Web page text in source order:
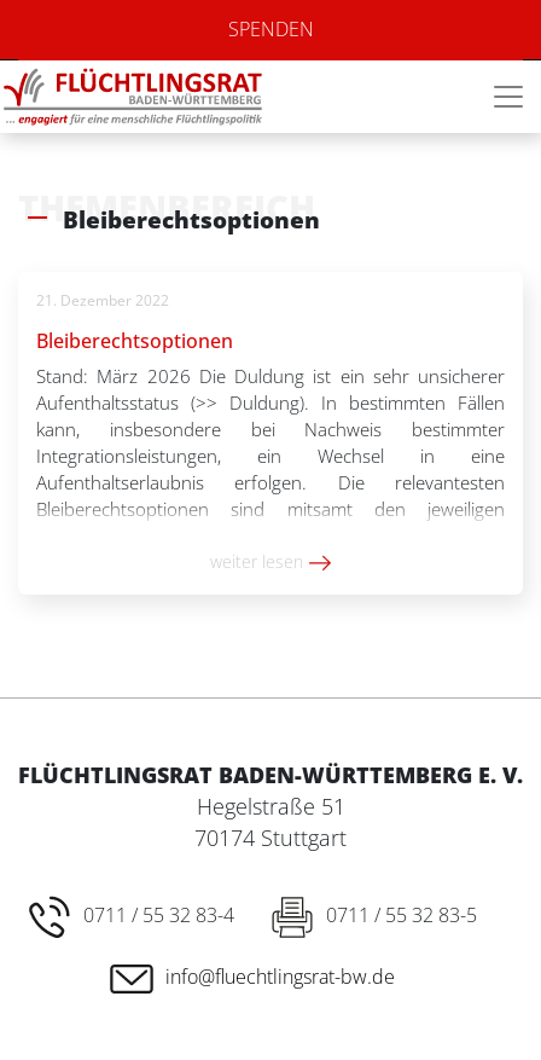
SPENDEN
THEMENBEREICH
Bleiberechtsoptionen
21. Dezember 2022
Bleiberechtsoptionen
Stand: März 2026 Die Duldung ist ein sehr unsicherer
Aufenthaltsstatus (>> Duldung). In bestimmten Fällen
kann, insbesondere bei Nachweis bestimmter
Integrationsleistungen, ein Wechsel in eine
Aufenthaltserlaubnis erfolgen. Die relevantesten
Bleiberechtsoptionen sind mitsamt den jeweiligen
AusbildungsduldungII. Die Aufenthaltserlaubnis nach §
weiter lesen
FLÜCHTLINGSRAT BADEN-WÜRTTEMBERG E. V.
Hegelstraße 51
70174 Stuttgart
0711 / 55 32 83-4 0711 / 55 32 83-5
info@fluechtlingsrat-bw.de